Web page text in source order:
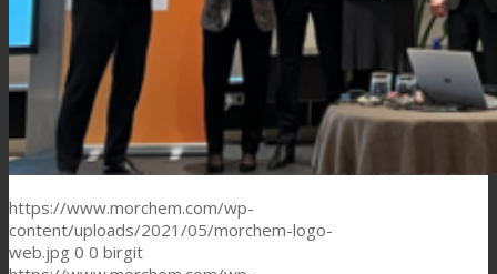
https://www.morchem.com/wp-
content/uploads/2021/05/morchem-logo-
web.jpg 0 0 birgit